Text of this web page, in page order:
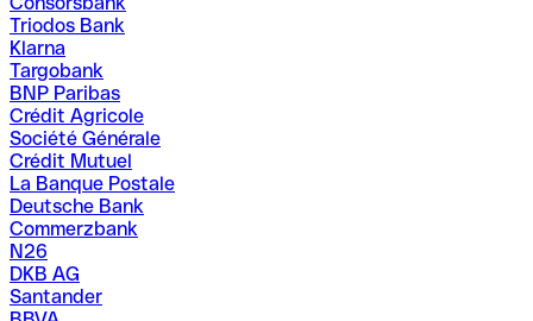
Triodos Bank
Klarna
Targobank
BNP Paribas
Crédit Agricole
Société Générale
Crédit Mutuel
La Banque Postale
Deutsche Bank
Commerzbank
N26
DKB AG
Santander